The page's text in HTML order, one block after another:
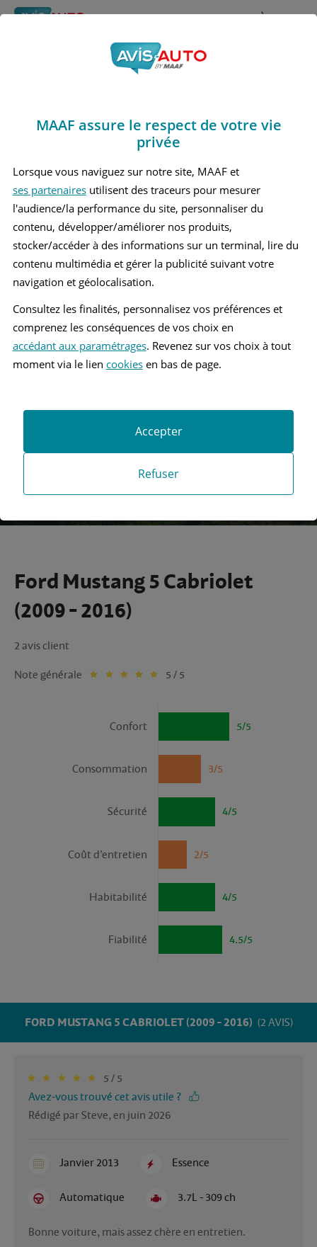
Rechercher À propos
Obtenir un devis d'assurance auto MAAF
Avis Ford Mustang 5
Cabriolet (2009 - 2016)
Recherche d'un véhicule
Comparer deux véhicules
Recherche
Recherche avancée
Ford Mustang 5 Cabriolet
(2009 - 2016)
2 avis client
Note générale 5 / 5
5/5
Confort
3/5
Consommation
4/5
Sécurité
2/5
Coût d’entretien
4/5
Habitabilité
4.5/5
Fiabilité
FORD MUSTANG 5 CABRIOLET (2009 - 2016) (2 AVIS)
5 / 5
Avez-vous trouvé cet avis utile ?
Rédigé par Steve, en juin 2026
Janvier 2013 Essence
Automatique 3.7L - 309 ch
Bonne voiture, mais assez chère en entretien.
MAAF assure le respect de votre vie
privée
Lorsque vous naviguez sur notre site, MAAF et
ses partenairesutilisent des traceurs pour mesurer
l'audience/la performance du site, personnaliser du
contenu, développer/améliorer nos produits,
stocker/accéder à des informations sur un terminal, lire du
contenu multimédia et gérer la publicité suivant votre
navigation et géolocalisation.
Consultez les finalités, personnalisez vos préférences et
comprenez les conséquences de vos choix en
accédant aux paramétrages. Revenez sur vos choix à tout
moment via le lien cookiesen bas de page.
Refuser
Accepter